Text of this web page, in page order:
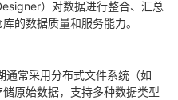
）对数据进行整合、汇总
的数据质量和服务能力。
通常采用分布式文件系统（如
原始数据，支持多种数据类型